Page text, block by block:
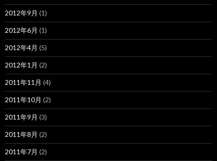
2012年9月 (1)
2012年6月 (1)
2012年4月 (5)
2012年1月 (2)
2011年11月 (4)
2011年10月 (2)
2011年9月 (3)
2011年8月 (2)
2011年7月 (2)